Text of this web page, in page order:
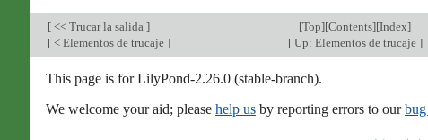
[ << Trucar la salida ] [Top][Contents][Index]
[ < Elementos de trucaje ] [Up: Elementos de trucaje ]
This page is for LilyPond-2.26.0 (stable-branch).
We welcome your aid; please help us by reporting errors to our